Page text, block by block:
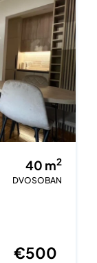
40 m2
DVOSOBAN
€500